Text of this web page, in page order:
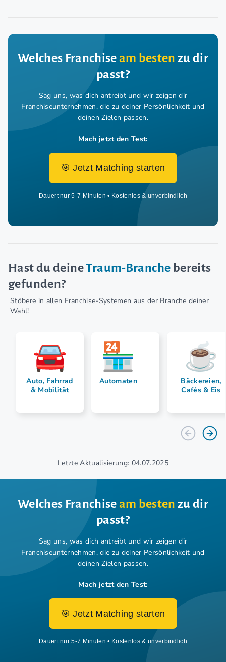
Welches Franchiseam besten zu dir
passt?
Sag uns, was dich antreibt und wir zeigen dir
Franchiseunternehmen, die zu deiner Persönlichkeit und
deinen Zielen passen.
Mach jetzt den Test:
🎯 Jetzt Matching starten
Dauert nur 5-7 Minuten • Kostenlos & unverbindlich
Hast du deineTraum-Branche bereits
gefunden?
Stöbere in allen Franchise-Systemen aus der Branche deiner
Wahl!
Auto, Fahrrad
& Mobilität
Automaten
Bäckereien,
Cafés & Eis
Letzte Aktualisierung: 04.07.2025
Welches Franchiseam besten zu dir
passt?
Sag uns, was dich antreibt und wir zeigen dir
Franchiseunternehmen, die zu deiner Persönlichkeit und
deinen Zielen passen.
Mach jetzt den Test:
🎯 Jetzt Matching starten
Dauert nur 5-7 Minuten • Kostenlos & unverbindlich